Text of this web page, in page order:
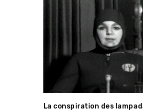
La conspiration des